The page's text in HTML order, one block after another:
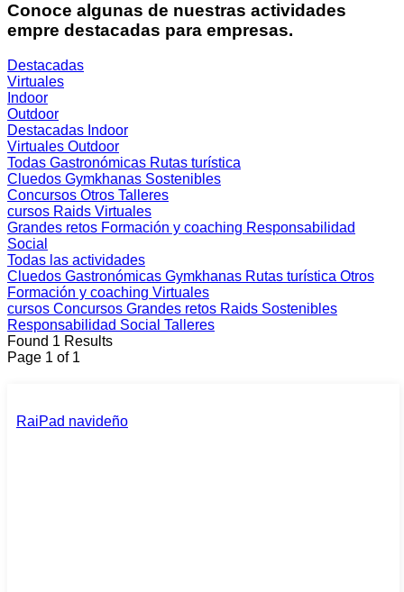
Conoce algunas de nuestras actividades
empre destacadas para empresas.
Destacadas
Virtuales
Indoor
Outdoor
Destacadas Indoor
Virtuales Outdoor
Todas Gastronómicas Rutas turística
Cluedos Gymkhanas Sostenibles
Concursos Otros Talleres
cursos Raids Virtuales
Grandes retos Formación y coaching Responsabilidad
Social
Todas las actividades
Cluedos Gastronómicas Gymkhanas Rutas turística Otros
Formación y coaching Virtuales
cursos Concursos Grandes retos Raids Sostenibles
Responsabilidad Social Talleres
Found 1 Results
Page 1 of 1
RaiPad navideño